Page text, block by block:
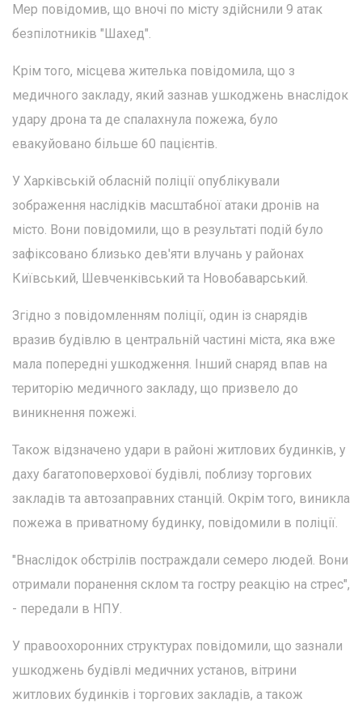
Мер повідомив, що вночі по місту здійснили 9 атак
безпілотників "Шахед".
Крім того, місцева жителька повідомила, що з
медичного закладу, який зазнав ушкоджень внаслідок
удару дрона та де спалахнула пожежа, було
евакуйовано більше 60 пацієнтів.
У Харківській обласній поліції опублікували
зображення наслідків масштабної атаки дронів на
місто. Вони повідомили, що в результаті подій було
зафіксовано близько дев'яти влучань у районах
Київський, Шевченківський та Новобаварський.
Згідно з повідомленням поліції, один із снарядів
вразив будівлю в центральній частині міста, яка вже
мала попередні ушкодження. Інший снаряд впав на
територію медичного закладу, що призвело до
виникнення пожежі.
Також відзначено удари в районі житлових будинків, у
даху багатоповерхової будівлі, поблизу торгових
закладів та автозаправних станцій. Окрім того, виникла
пожежа в приватному будинку, повідомили в поліції.
"Внаслідок обстрілів постраждали семеро людей. Вони
отримали поранення склом та гостру реакцію на стрес",
- передали в НПУ.
У правоохоронних структурах повідомили, що зазнали
ушкоджень будівлі медичних установ, вітрини
житлових будинків і торгових закладів, а також